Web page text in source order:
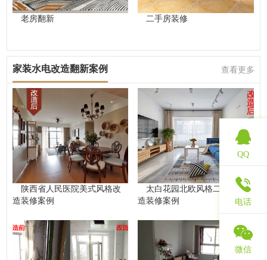
老房翻新 二手房装修
家装水电改造翻新案例 查看更多
陕西省人民医院美式风格改
造装修案例
太白花园北欧风格二手房改
造装修案例
QQ
电话
微信